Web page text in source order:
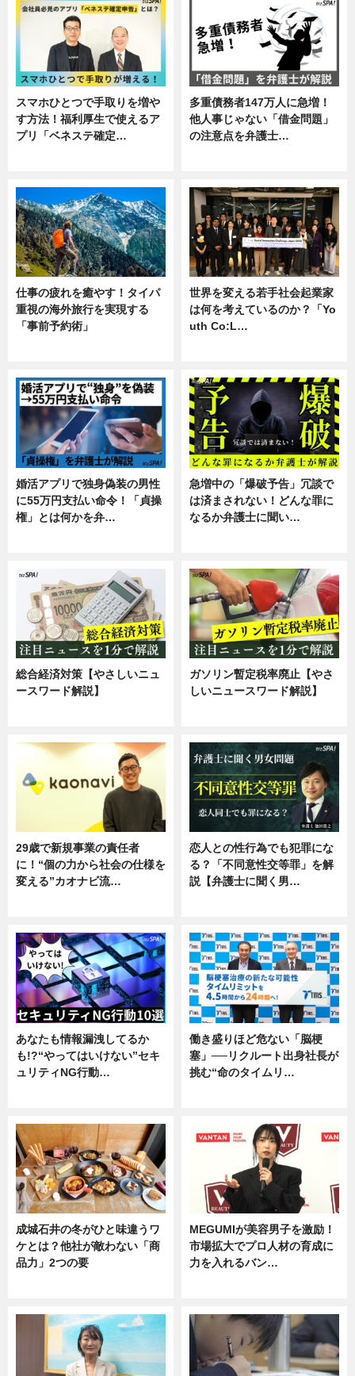
スマホひとつで手取りを増や
す方法！福利厚生で使えるア
プリ「ベネステ確定…
多重債務者147万人に急増！
他人事じゃない「借金問題」
の注意点を弁護士…
仕事の疲れを癒やす！タイパ
重視の海外旅行を実現する
「事前予約術」
世界を変える若手社会起業家
は何を考えているのか？「Yo
uth Co:L…
婚活アプリで独身偽装の男性
に55万円支払い命令！「貞操
権」とは何かを弁…
急増中の「爆破予告」冗談で
は済まされない！どんな罪に
なるか弁護士に聞い…
総合経済対策【やさしいニュ
ースワード解説】
ガソリン暫定税率廃止【やさ
しいニュースワード解説】
29歳で新規事業の責任者
に！“個の力から社会の仕様を
変える”カオナビ流…
恋人との性行為でも犯罪にな
る？「不同意性交等罪」を解
説【弁護士に聞く男…
あなたも情報漏洩してるか
も!?“やってはいけない”セキ
ュリティNG行動…
働き盛りほど危ない「脳梗
塞」──リクルート出身社長が
挑む“命のタイムリ…
成城石井の冬がひと味違うワ
ケとは？他社が敵わない「商
品力」2つの要
MEGUMIが美容男子を激励！
市場拡大でプロ人材の育成に
力を入れるバン…